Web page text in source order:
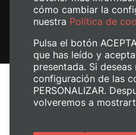
Aviso
Política
cómo cambiar la
nuestra Política de
Pulsa el botón
que has leído y
presentada. Si
configuración de las
PERSONALIZAR.
volveremos a